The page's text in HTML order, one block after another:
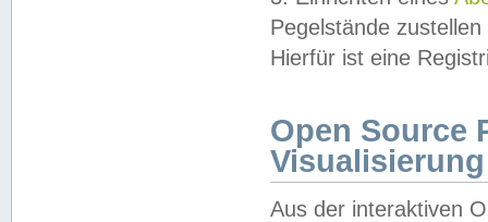
Pegelstände
Hierfür ist eine
Open Source
Visualisierung
Aus der interaktiven